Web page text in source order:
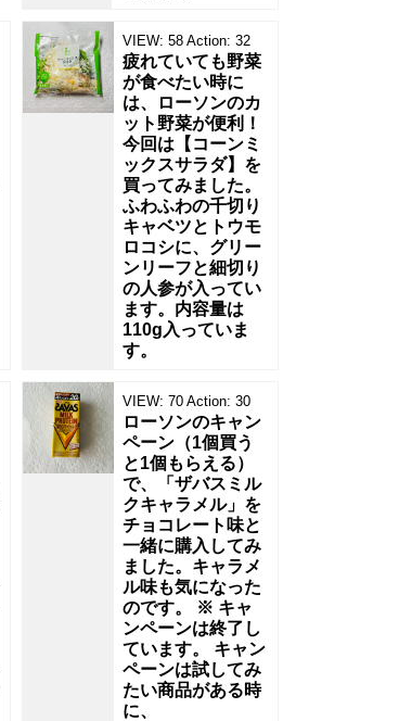
VIEW: 58 Action: 32
疲れていても野菜
が食べたい時に
は、ローソンのカ
ット野菜が便利！
今回は【コーンミ
ックスサラダ】を
買ってみました。
ふわふわの千切り
キャベツとトウモ
ロコシに、グリー
ンリーフと細切り
の人参が入ってい
ます。内容量は
110g入っていま
す。
VIEW: 70 Action: 30
ローソンのキャン
ペーン（1個買う
と1個もらえる）
で、「ザバスミル
クキャラメル」を
チョコレート味と
一緒に購入してみ
ました。キャラメ
ル味も気になった
のです。 ※ キャ
ンペーンは終了し
ています。 キャン
ペーンは試してみ
たい商品がある時
に、